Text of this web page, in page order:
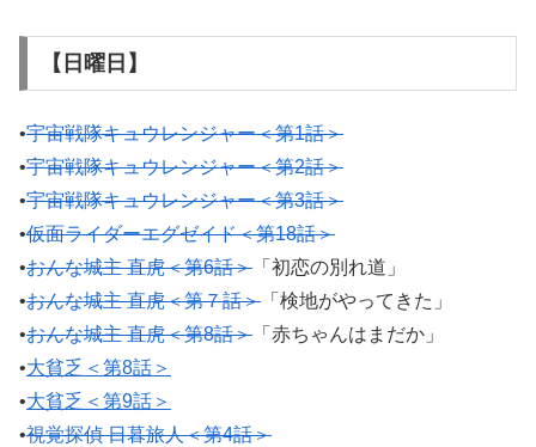
【日曜日】
•宇宙戦隊キュウレンジャー＜第1話＞
•宇宙戦隊キュウレンジャー＜第2話＞
•宇宙戦隊キュウレンジャー＜第3話＞
•仮面ライダーエグゼイド＜第18話＞
•おんな城主 直虎＜第6話＞ 「初恋の別れ道」
•おんな城主 直虎＜第７話＞ 「検地がやってきた」
•おんな城主 直虎＜第8話＞ 「赤ちゃんはまだか」
•大貧乏＜第8話＞
•大貧乏＜第9話＞
•視覚探偵 日暮旅人＜第4話＞